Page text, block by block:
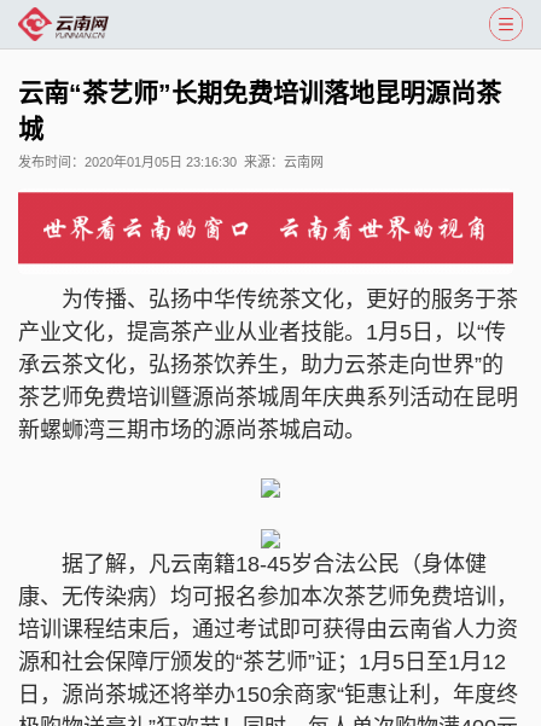
云南“茶艺师”长期免费培训落地昆明源尚茶
城
发布时间： 2020年01月05日 23:16:30 来源： 云南网
为传播、弘扬中华传统茶文化，更好的服务于茶
产业文化，提高茶产业从业者技能。1月5日，以“传
承云茶文化，弘扬茶饮养生，助力云茶走向世界”的
茶艺师免费培训曁源尚茶城周年庆典系列活动在昆明
新螺蛳湾三期市场的源尚茶城启动。
据了解，凡云南籍18-45岁合法公民（身体健
康、无传染病）均可报名参加本次茶艺师免费培训，
培训课程结束后，通过考试即可获得由云南省人力资
源和社会保障厅颁发的“茶艺师”证；1月5日至1月12
日，源尚茶城还将举办150余商家“钜惠让利，年度终